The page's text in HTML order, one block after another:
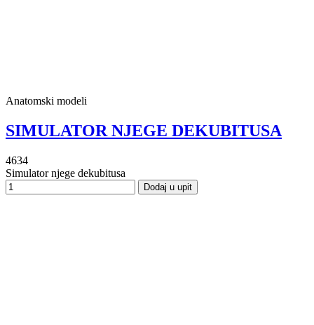
Anatomski modeli
SIMULATOR NJEGE DEKUBITUSA
4634
Simulator njege dekubitusa
Dodaj u upit